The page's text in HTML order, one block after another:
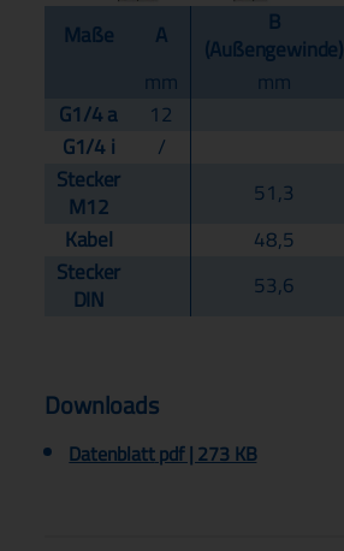
Maße A B
(Außengewinde)
mm
mm
G1/4 a
12
G1/4 i
/
Stecker
M12 51,3
Kabel
48,5
Stecker
DIN 53,6
Downloads
Datenblattpdf | 273 KB